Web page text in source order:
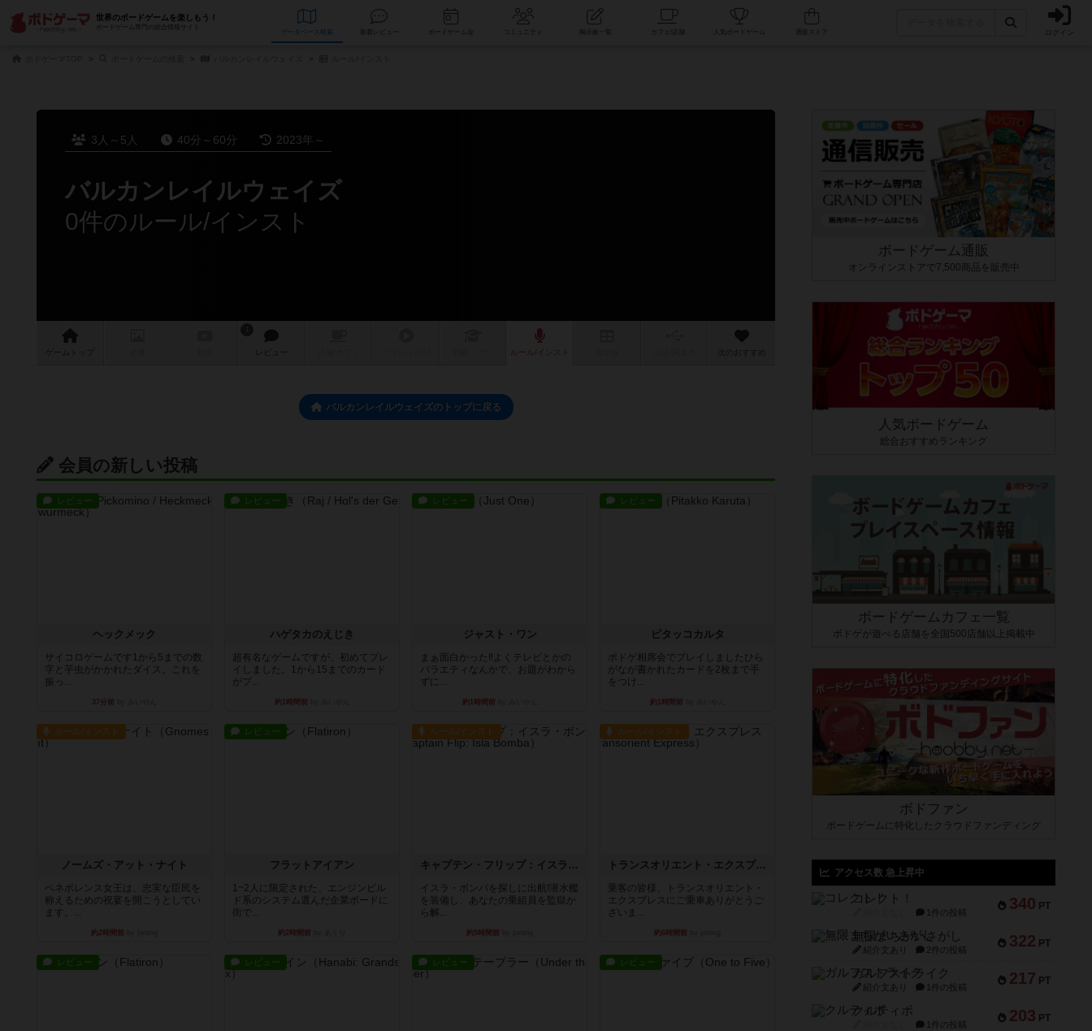
世界のボードゲームを楽しもう！
ボードゲーム専門の総合情報サイト
データベース コミュニティ 人気ボードゲーム ログイン
3人～5人 40分～60分 2023年～
バルカンレイルウェイズ
0件のルール/インスト
ゲーム レビュー 次のおすすめ
バルカンレイルウェイズのトップに戻る
会員の新しい投稿
レビュー
ヘックメック
サイコロゲームです1から5までの数
字と芋虫がかかれたダイス。これを
振っ...
37分前
レビュー
ハゲタカのえじき
超有名なゲームですが、初めてプレ
イしました。1から15までのカード
がプ...
約1時間前
レビュー
ジャスト・ワン
まぁ面白かった‼️よくテレビとかの
バラエティなんかで、お題がわから
ずに...
約1時間前
レビュー
ピタッコカルタ
ボドゲ相席会でプレイしましたひら
がなが書かれたカードを2枚まで手
をつけ...
約1時間前
ルール/インスト
ノームズ・アット・ナイト
ベネボレンス女王は、忠実な臣民を
称えるための祝宴を開こうとしてい
ます。...
約2時間前
レビュー
フラットアイアン
1~2人に限定された、エンジンビル
ド系のシステム選んだ企業ボードに
街で...
約2時間前
ルール/インスト
キャプテン・フリップ：イスラ・ボンバ
イスラ・ボンバを探しに出航!潜水艦
を装備し、あなたの乗組員を監獄か
ら解...
約5時間前
ルール/インスト
トランスオリエント・エクスプレス
乗客の皆様、トランスオリエント・
エクスプレスにご乗車ありがとうご
ざいま...
約6時間前
レビュー レビュー レビュー レビュー
ボードゲーム通販
オンラインストアで7,500商品を販売中
人気ボードゲーム
総合おすすめランキング
ボードゲームカフェ一覧
ボドゲが遊べる店舗を全国500店舗以上掲載中
ボドファン
ボードゲームに特化したクラウドファンディング
アクセス数 急上昇中
340 PT
コレクト！
1件の投稿
322 PT
無限まちがいさがし
紹介文あり 2件の投稿
217 PT
ガルフストライク
紹介文あり 1件の投稿
203 PT
クルティボ
1件の投稿